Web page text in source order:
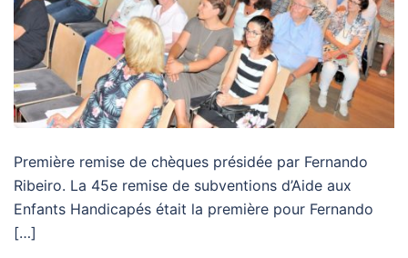
Première remise de chèques présidée par Fernando
Ribeiro. La 45e remise de subventions d’Aide aux
Enfants Handicapés était la première pour Fernando
[…]